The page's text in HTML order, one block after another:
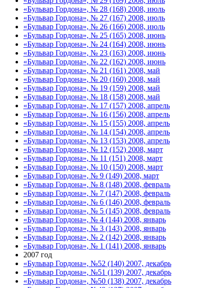
«Бульвар Гордона», № 28 (168) 2008, июль
«Бульвар Гордона», № 27 (167) 2008, июль
«Бульвар Гордона», № 26 (166) 2008, июль
«Бульвар Гордона», № 25 (165) 2008, июнь
«Бульвар Гордона», № 24 (164) 2008, июнь
«Бульвар Гордона», № 23 (163) 2008, июнь
«Бульвар Гордона», № 22 (162) 2008, июнь
«Бульвар Гордона», № 21 (161) 2008, май
«Бульвар Гордона», № 20 (160) 2008, май
«Бульвар Гордона», № 19 (159) 2008, май
«Бульвар Гордона», № 18 (158) 2008, май
«Бульвар Гордона», № 17 (157) 2008, апрель
«Бульвар Гордона», № 16 (156) 2008, апрель
«Бульвар Гордона», № 15 (155) 2008, апрель
«Бульвар Гордона», № 14 (154) 2008, апрель
«Бульвар Гордона», № 13 (153) 2008, апрель
«Бульвар Гордона», № 12 (152) 2008, март
«Бульвар Гордона», № 11 (151) 2008, март
«Бульвар Гордона», № 10 (150) 2008, март
«Бульвар Гордона», № 9 (149) 2008, март
«Бульвар Гордона», № 8 (148) 2008, февраль
«Бульвар Гордона», № 7 (147) 2008, февраль
«Бульвар Гордона», № 6 (146) 2008, февраль
«Бульвар Гордона», № 5 (145) 2008, февраль
«Бульвар Гордона», № 4 (144) 2008, январь
«Бульвар Гордона», № 3 (143) 2008, январь
«Бульвар Гордона», № 2 (142) 2008, январь
«Бульвар Гордона», № 1 (141) 2008, январь
2007 год
«Бульвар Гордона», №52 (140) 2007, декабрь
«Бульвар Гордона», №51 (139) 2007, декабрь
«Бульвар Гордона», №50 (138) 2007, декабрь